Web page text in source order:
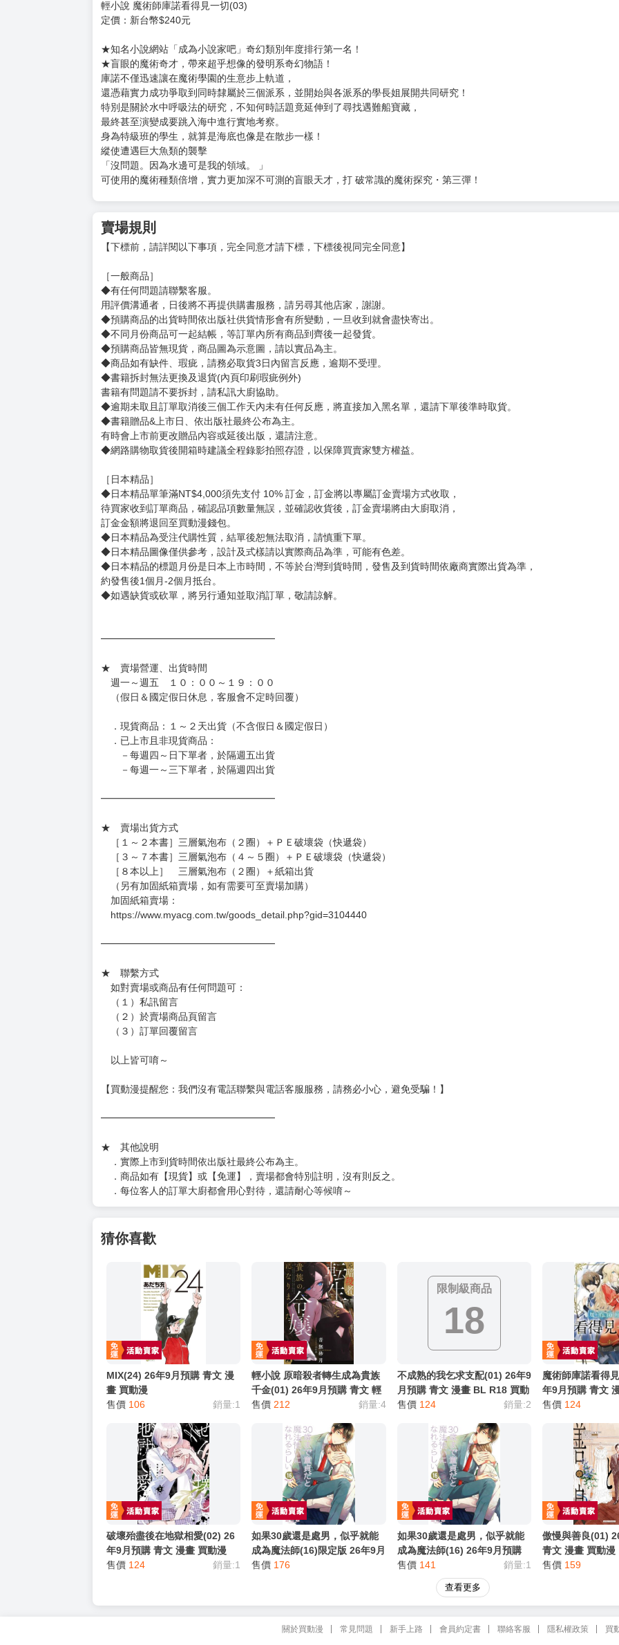
購買評價限制
使用超商取貨付款：負評≦1分 超商未取貨≦1次 未完成交易≦1次 （近半年）
輕小說 魔術師庫諾看得見一切(03)
定價：新台幣$240元
★盲眼的魔術奇才，帶來超乎想像的發明系奇幻物語！
庫諾不僅迅速讓在魔術學園的生意步上軌道，
還憑藉實力成功爭取到同時隸屬於三個派系，並開始與各派系的學長姐展開共同研究！
特別是關於水中呼吸法的研究，不知何時話題竟延伸到了尋找遇難船寶藏，
身為特級班的學生，就算是海底也像是在散步一樣！
縱使遭遇巨大魚類的襲擊
「沒問題。因為水邊可是我的領域。 」
可使用的魔術種類倍增，實力更加深不可測的盲眼天才，打 破常識的魔術探究・第三彈！
賣場規則
【下標前，請詳閱以下事項，完全同意才請下標，下標後視同完全同意】
［一般商品］
◆有任何問題請聯繫客服。
用評價溝通者，日後將不再提供購書服務，請另尋其他店家，謝謝。
◆不同月份商品可一起結帳，等訂單內所有商品到齊後一起發貨。
◆預購商品皆無現貨，商品圖為示意圖，請以實品為主。
◆商品如有缺件、瑕疵，請務必取貨3日內留言反應，逾期不受理。
◆書籍拆封無法更換及退貨(內頁印刷瑕疵例外)
書籍有問題請不要拆封，請私訊大廚協助。
◆逾期未取且訂單取消後三個工作天內未有任何反應，將直接加入黑名單，還請下單後準時取貨。
◆書籍贈品&上市日、依出版社最終公布為主。
有時會上市前更改贈品內容或延後出版，還請注意。
◆網路購物取貨後開箱時建議全程錄影拍照存證，以保障買賣家雙方權益。
訂金金額將退回至買動漫錢包。
◆日本精品為受注代購性質，結單後恕無法取消，請慎重下單。
◆日本精品圖像僅供參考，設計及式樣請以實際商品為準，可能有色差。
約發售後1個月-2個月抵台。
◆如遇缺貨或砍單，將另行通知並取消訂單，敬請諒解。
週一～週五 １０：００～１９：００
（假日＆國定假日休息，客服會不定時回覆）
．現貨商品：１～２天出貨（不含假日＆國定假日）
．已上市且非現貨商品：
－每週四～日下單者，於隔週五出貨
－每週一～三下單者，於隔週四出貨
★ 賣場出貨方式
［１～２本書］三層氣泡布（２圈）＋ＰＥ破壞袋（快遞袋）
［３～７本書］三層氣泡布（４～５圈）＋ＰＥ破壞袋（快遞袋）
［８本以上］ 三層氣泡布（２圈）＋紙箱出貨
（另有加固紙箱賣場，如有需要可至賣場加購）
https://www.myacg.com.tw/goods_detail.php?gid=3104440
━━━━━━━━━━━━━━━━━━
（１）私訊留言
（２）於賣場商品頁留言
（３）訂單回覆留言
【買動漫提醒您：我們沒有電話聯繫與電話客服服務，請務必小心，避免受騙！】
★ 其他說明
．實際上市到貨時間依出版社最終公布為主。
．商品如有【現貨】或【免運】，賣場都會特別註明，沒有則反之。
．每位客人的訂單大廚都會用心對待，還請耐心等候唷～
猜你喜歡
MIX(24) 26年9月預購 青文 漫
畫 買動漫
售價 106 銷量:1
輕小說 原暗殺者轉生成為貴族
千金(01) 26年9月預購 青文 輕
小說 買動漫
售價 212 銷量:4
限制級商品
18
不成熟的我乞求支配(01) 26年9
月預購 青文 漫畫 BL R18 買動
漫
售價 124 銷量:2
魔術師庫諾看得
年9月預購 青文
售價 124